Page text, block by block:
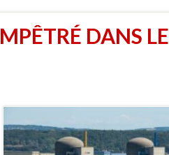
DANS LE